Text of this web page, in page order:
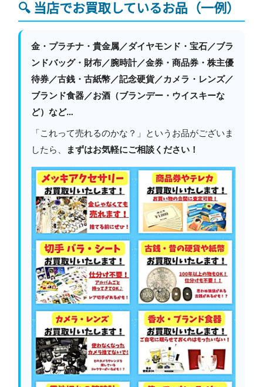
🔍 当店でお買取しているお品（一例）
金・プラチナ・貴金属／ダイヤモンド・宝石／ブラ
ンドバッグ・財布／腕時計／金券・商品券・株主優
待券／古銭・古紙幣／記念硬貨／カメラ・レンズ／
ブランド食器／お酒（ブランデー・ウイスキーな
ど）など…
「これって売れるのかな？」というお品がございま
したら、
まずはお気軽にご相談ください！